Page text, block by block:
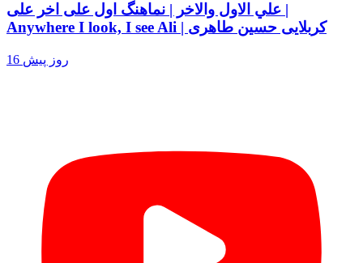
علي الاول والاخر | نماهنگ اول علی اخر علی |
Anywhere I look, I see Ali | کربلایی حسین طاهری
16 روز پیش